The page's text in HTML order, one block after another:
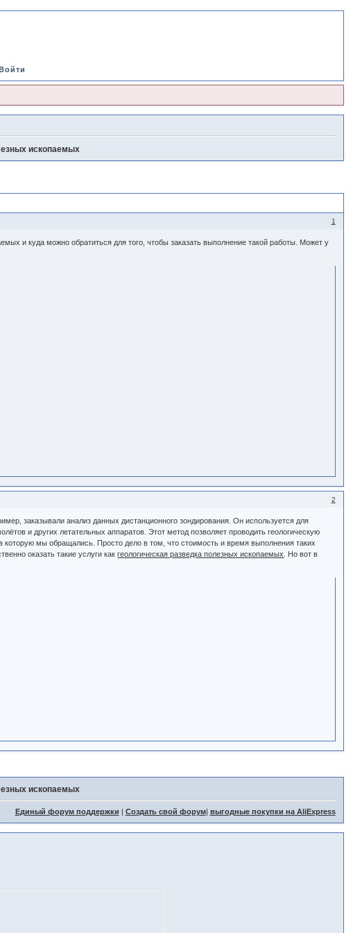
ископаемых
1
и куда можно обратиться для того, чтобы заказать выполнение такой работы. Может у
2
заказывали анализ данных дистанционного зондирования. Он используется для
и других летательных аппаратов. Этот метод позволяет проводить геологическую
которую мы обращались. Просто дело в том, что стоимость и время выполнения таких
оказать такие услуги какгеологическая разведка полезных ископаемых
. Но вот в
ископаемых
Единый форум поддержки | Создать свой форум| выгодные покупки на AliExpress